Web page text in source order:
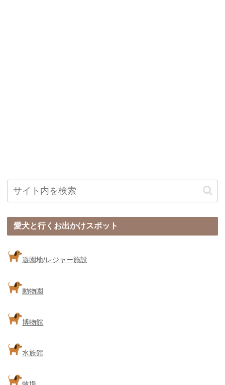
愛犬と行くお出かけスポット
遊園地/レジャー施設
動物園
博物館
水族館